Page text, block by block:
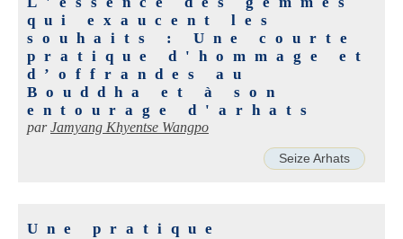
qui exaucent les
souhaits : Une courte
pratique d'hommage et
d’offrandes au
Bouddha et à son
entourage d'arhats
parJamyang Khyentse Wangpo
Seize Arhats
Une pratique